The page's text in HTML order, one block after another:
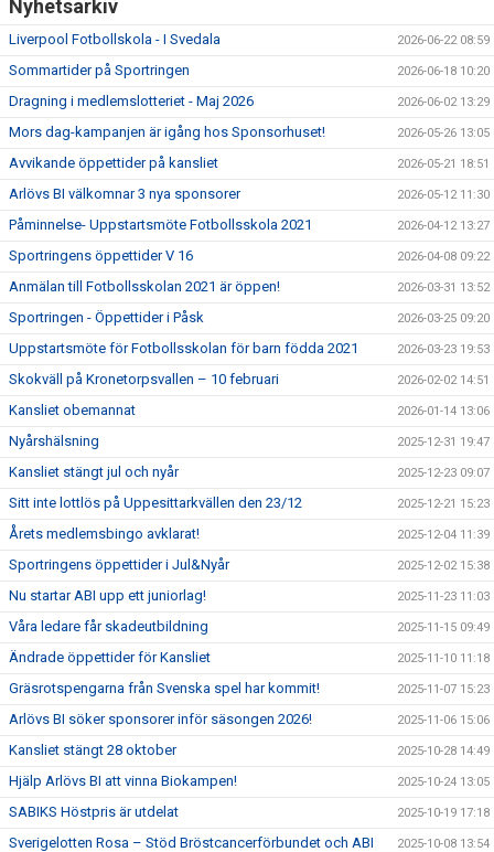
Nyhetsarkiv
Liverpool Fotbollskola - I Svedala 2026-06-22 08:59
Sommartider på Sportringen 2026-06-18 10:20
Dragning i medlemslotteriet - Maj 2026 2026-06-02 13:29
Mors dag-kampanjen är igång hos Sponsorhuset! 2026-05-26 13:05
Avvikande öppettider på kansliet 2026-05-21 18:51
Arlövs BI välkomnar 3 nya sponsorer 2026-05-12 11:30
Påminnelse- Uppstartsmöte Fotbollsskola 2021 2026-04-12 13:27
Sportringens öppettider V 16 2026-04-08 09:22
Anmälan till Fotbollsskolan 2021 är öppen! 2026-03-31 13:52
Sportringen - Öppettider i Påsk 2026-03-25 09:20
Uppstartsmöte för Fotbollsskolan för barn födda 2021 2026-03-23 19:53
Skokväll på Kronetorpsvallen – 10 februari 2026-02-02 14:51
Kansliet obemannat 2026-01-14 13:06
Nyårshälsning 2025-12-31 19:47
Kansliet stängt jul och nyår 2025-12-23 09:07
Sitt inte lottlös på Uppesittarkvällen den 23/12 2025-12-21 15:23
Årets medlemsbingo avklarat! 2025-12-04 11:39
Sportringens öppettider i Jul&Nyår 2025-12-02 15:38
Nu startar ABI upp ett juniorlag! 2025-11-23 11:03
Våra ledare får skadeutbildning 2025-11-15 09:49
Ändrade öppettider för Kansliet 2025-11-10 11:18
Gräsrotspengarna från Svenska spel har kommit! 2025-11-07 15:23
Arlövs BI söker sponsorer inför säsongen 2026! 2025-11-06 15:06
Kansliet stängt 28 oktober 2025-10-28 14:49
Hjälp Arlövs BI att vinna Biokampen! 2025-10-24 13:05
SABIKS Höstpris är utdelat 2025-10-19 17:18
Sverigelotten Rosa – Stöd Bröstcancerförbundet och ABI 2025-10-08 13:54